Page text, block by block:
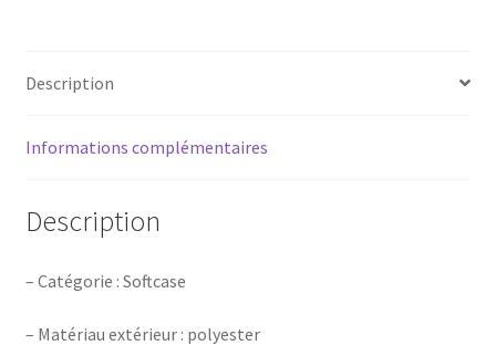
Description
Informations complémentaires
Description
– Catégorie : Softcase
– Matériau extérieur : polyester